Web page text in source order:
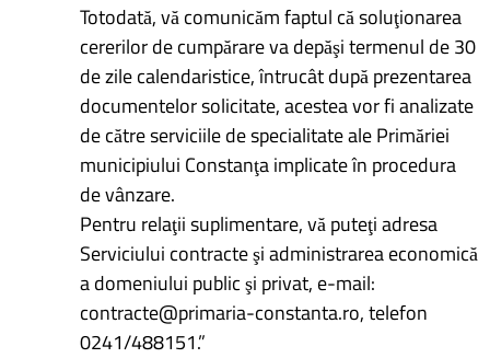
Totodată, vă comunicăm faptul că soluţionarea
cererilor de cumpărare va depăşi termenul de 30
de zile calendaristice, întrucât după prezentarea
documentelor solicitate, acestea vor fi analizate
de către serviciile de specialitate ale Primăriei
municipiului Constanţa implicate în procedura
de vânzare.
Pentru relaţii suplimentare, vă puteţi adresa
Serviciului contracte şi administrarea economică
a domeniului public şi privat, e-mail:
contracte@primaria-constanta.ro, telefon
0241/488151.”